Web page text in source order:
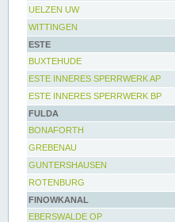
UELZEN UW
WITTINGEN
ESTE
BUXTEHUDE
ESTE INNERES SPERRWERK AP
ESTE INNERES SPERRWERK BP
FULDA
BONAFORTH
GREBENAU
GUNTERSHAUSEN
ROTENBURG
FINOWKANAL
EBERSWALDE OP